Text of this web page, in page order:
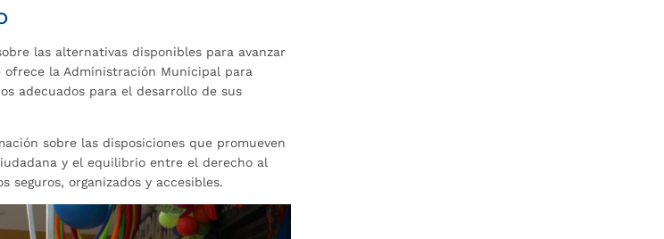
las alternativas disponibles para avanzar
la Administración Municipal para
adecuados para el desarrollo de sus
sobre las disposiciones que promueven
y el equilibrio entre el derecho al
organizados y accesibles.